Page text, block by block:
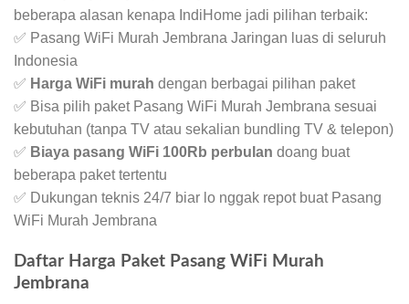
beberapa alasan kenapa IndiHome jadi pilihan terbaik:
✅ Pasang WiFi Murah Jembrana Jaringan luas di seluruh
Indonesia
✅ Harga WiFi murah dengan berbagai pilihan paket
✅ Bisa pilih paket Pasang WiFi Murah Jembrana sesuai
kebutuhan (tanpa TV atau sekalian bundling TV & telepon)
✅ Biaya pasang WiFi 100Rb perbulan doang buat
beberapa paket tertentu
✅ Dukungan teknis 24/7 biar lo nggak repot buat Pasang
WiFi Murah Jembrana
Daftar Harga Paket Pasang WiFi Murah
Jembrana